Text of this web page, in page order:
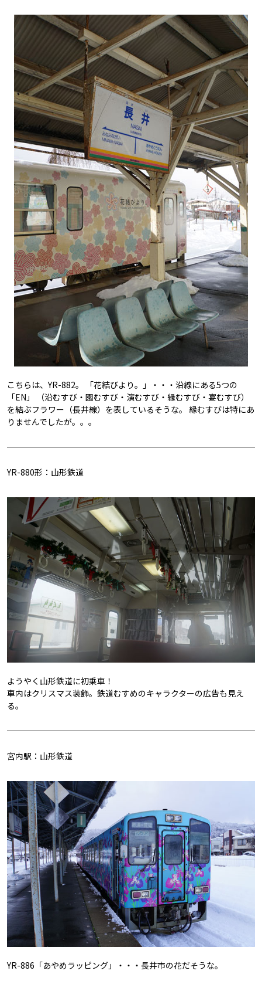
こちらは、YR-882。 「花結びより。」・・・沿線にある5つの
「EN」 （沿むすび・園むすび・演むすび・縁むすび・宴むすび）
を結ぶフラワー（長井線）を表しているそうな。 縁むすびは特にあ
りませんでしたが。。。
YR-880形：山形鉄道
ようやく山形鉄道に初乗車！
車内はクリスマス装飾。鉄道むすめのキャラクターの広告も見え
る。
宮内駅：山形鉄道
YR-886「あやめラッピング」・・・長井市の花だそうな。